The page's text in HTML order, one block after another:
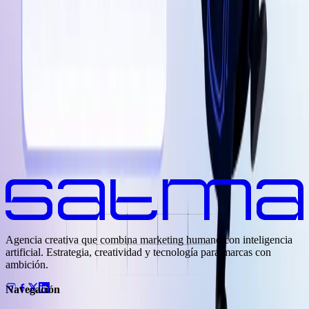
Escribir un correo
Agencia creativa que combina marketing humano con inteligencia
artificial. Estrategia, creatividad y tecnología para marcas con
ambición.
Navegación